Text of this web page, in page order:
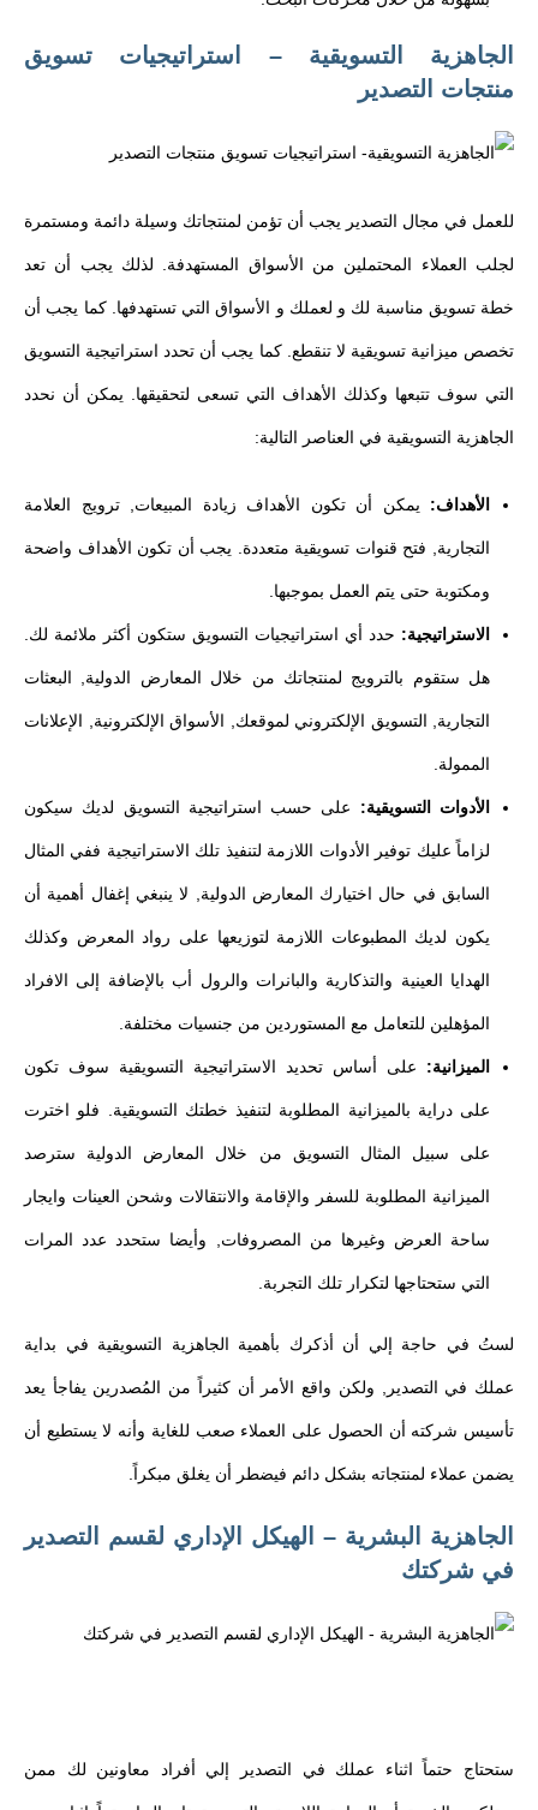
الجاهزية التسويقية – استراتيجيات تسويق
منتجات التصدير
للعمل في مجال التصدير يجب أن تؤمن لمنتجاتك وسيلة دائمة ومستمرة
لجلب العملاء المحتملين من الأسواق المستهدفة. لذلك يجب أن تعد
خطة تسويق مناسبة لك و لعملك و الأسواق التي تستهدفها. كما يجب أن
تخصص ميزانية تسويقية لا تنقطع. كما يجب أن تحدد استراتيجية التسويق
التي سوف تتبعها وكذلك الأهداف التي تسعى لتحقيقها. يمكن أن نحدد
الجاهزية التسويقية في العناصر التالية:
الأهداف: يمكن أن تكون الأهداف زيادة المبيعات, ترويج العلامة
التجارية, فتح قنوات تسويقية متعددة. يجب أن تكون الأهداف واضحة
ومكتوبة حتى يتم العمل بموجبها.
الاستراتيجية: حدد أي استراتيجيات التسويق ستكون أكثر ملائمة لك.
هل ستقوم بالترويج لمنتجاتك من خلال المعارض الدولية, البعثات
التجارية, التسويق الإلكتروني لموقعك, الأسواق الإلكترونية, الإعلانات
الممولة.
الأدوات التسويقية: على حسب استراتيجية التسويق لديك سيكون
لزاماً عليك توفير الأدوات اللازمة لتنفيذ تلك الاستراتيجية ففي المثال
السابق في حال اختيارك المعارض الدولية, لا ينبغي إغفال أهمية أن
يكون لديك المطبوعات اللازمة لتوزيعها على رواد المعرض وكذلك
الهدايا العينية والتذكارية والبانرات والرول أب بالإضافة إلى الافراد
المؤهلين للتعامل مع المستوردين من جنسيات مختلفة.
الميزانية: على أساس تحديد الاستراتيجية التسويقية سوف تكون
على دراية بالميزانية المطلوبة لتنفيذ خطتك التسويقية. فلو اخترت
على سبيل المثال التسويق من خلال المعارض الدولية سترصد
الميزانية المطلوبة للسفر والإقامة والانتقالات وشحن العينات وايجار
ساحة العرض وغيرها من المصروفات, وأيضا ستحدد عدد المرات
التي ستحتاجها لتكرار تلك التجربة.
لستُ في حاجة إلي أن أذكرك بأهمية الجاهزية التسويقية في بداية
عملك في التصدير, ولكن واقع الأمر أن كثيراً من المُصدرين يفاجأ يعد
تأسيس شركته أن الحصول على العملاء صعب للغاية وأنه لا يستطيع أن
يضمن عملاء لمنتجاته بشكل دائم فيضطر أن يغلق مبكراً.
الجاهزية البشرية – الهيكل الإداري لقسم التصدير
في شركتك
ستحتاج حتماً اثناء عملك في التصدير إلي أفراد معاونين لك ممن